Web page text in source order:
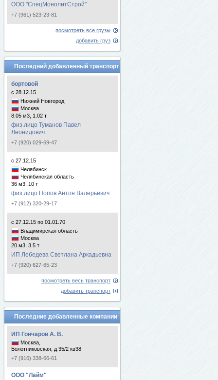
ООО "СпецМонолитСтрой"
+7 (961) 523-23-81
посмотреть все грузы
добавить груз
Последний добавленный транспорт
бортовой
с 28.12.15
Нижний Новгород
Москва
8.05 м3, 1.02 т
физ.лицо Туманов Павел
Леонидович
+7 (920) 029-69-47
с 27.12.15
Челябинск
Челябинская область
36 м3, 10 т
физ.лицо Попов Антон Валерьевич
+7 (912) 320-29-17
с 27.12.15 по 01.01.70
Владимирская область
Москва
20 м3, 3.5 т
ИП Лебедева Светлана Аркадьевна
+7 (920) 627-65-23
посмотреть весь транспорт
добавить транспорт
Последние добавленные компании
ИП Гончаров А. В.
Москва,
Болотниковская, д 35/2 кв38
+7 (916) 338-66-61
ООО "Лайм"